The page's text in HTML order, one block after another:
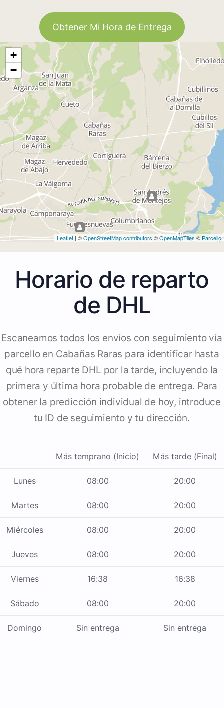
Obtener Mi Hora de Entrega
+
−
Leaflet | ©OpenStreetMap contributors ©OpenMapTiles © Parcello
Horario de reparto
de DHL
Escaneamos todos los envíos con seguimiento vía
parcello en Cabañas Raras para identificar hasta
qué hora reparte DHL por la tarde, incluyendo la
primera y última hora probable de entrega. Para
obtener la predicción individual de hoy, introduce
tu ID de seguimiento y tu dirección.
Más temprano (Inicio) Más tarde (Final)
Lunes 08:00 20:00
Martes 08:00 20:00
Miércoles 08:00 20:00
Jueves 08:00 20:00
Viernes 16:38 16:38
Sábado 08:00 20:00
Domingo Sin entrega Sin entrega